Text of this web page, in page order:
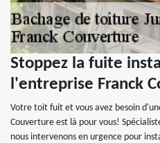
Stoppez la fuite
l'entreprise Franck
Votre toit fuit et vous avez besoin
Couverture est là pour vous!
nous intervenons en urgence pour